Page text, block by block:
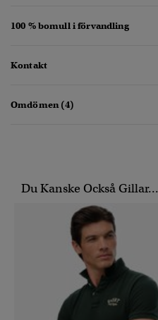
100 % bomull i förvandling
Kontakt
Omdömen (4)
Du Kanske Också Gillar...